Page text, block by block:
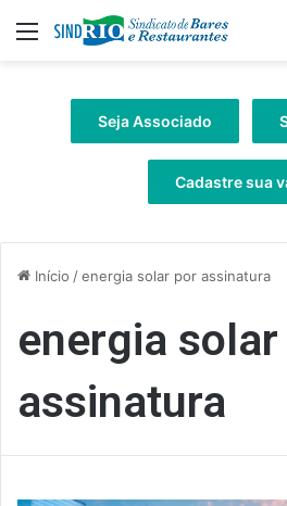
Menu
Seja Associado
Cadastre sua
Início /energia solar por assinatura
energia
assinatura